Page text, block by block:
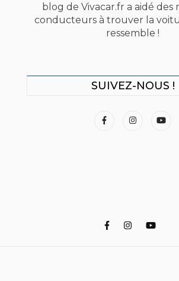
blog de Vivacar.fr a aidé des
conducteurs à trouver la
ressemble !
SUIVEZ-NOUS !